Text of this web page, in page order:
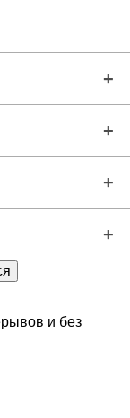
и без